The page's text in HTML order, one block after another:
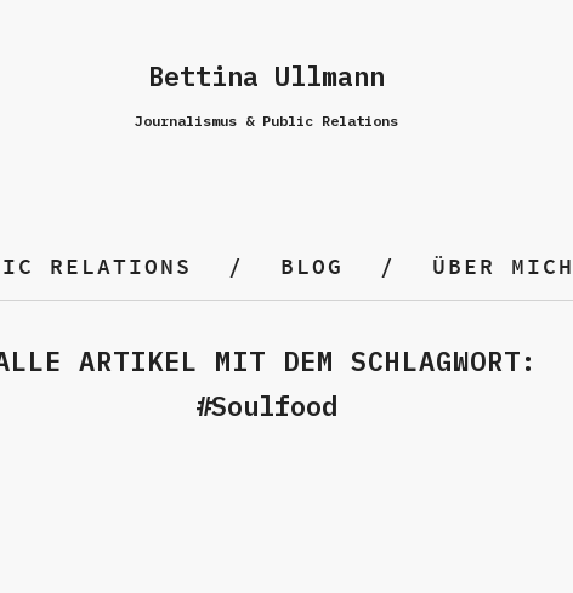
Bettina Ullmann
Journalismus & Public Relations
RELATIONS BLOG ÜBER MICH
ARTIKEL MIT DEM SCHLAGWORT:
Soulfood